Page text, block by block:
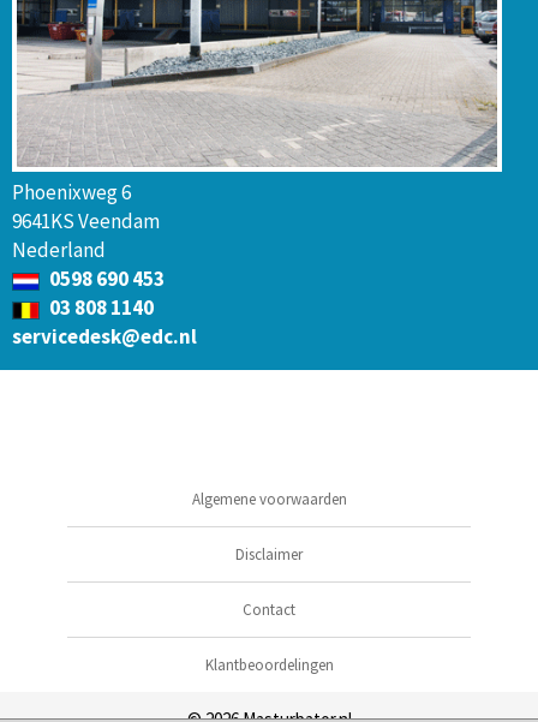
Phoenixweg 6
9641KS Veendam
Nederland
0598 690 453
03 808 1140
servicedesk@edc.nl
Algemene voorwaarden
Disclaimer
Contact
Klantbeoordelingen